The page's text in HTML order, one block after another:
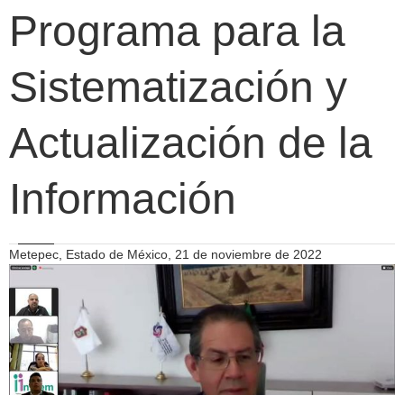
Programa para la
Sistematización y
Actualización de la
Información
Metepec, Estado de México, 21 de noviembre de 2022